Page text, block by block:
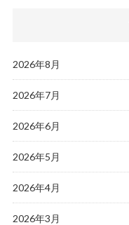
2026年8月
2026年7月
2026年6月
2026年5月
2026年4月
2026年3月